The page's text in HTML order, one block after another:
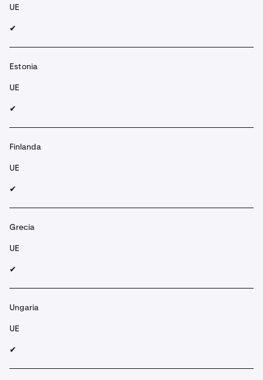
UE
✔︎
Estonia
UE
✔︎
Finlanda
UE
✔︎
Grecia
UE
✔︎
Ungaria
UE
✔︎